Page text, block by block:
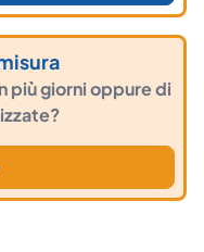
più giorni oppure di